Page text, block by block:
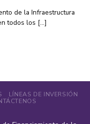
de la Infraestructura
todos los [...]
LÍNEAS DE INVERSIÓN